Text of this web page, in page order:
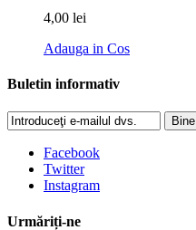
4,00 lei
Adauga in Cos
Buletin informativ
Bine
Facebook
Twitter
Instagram
Urmăriți-ne